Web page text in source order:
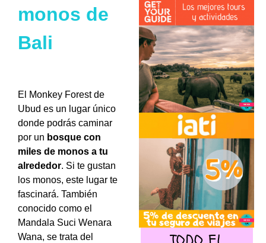
monos de
Bali
El Monkey Forest de
Ubud es un lugar único
donde podrás caminar
por un bosque con
miles de monos a tu
alrededor. Si te gustan
los monos, este lugar te
fascinará. También
conocido como el
Mandala Suci Wenara
Wana, se trata del